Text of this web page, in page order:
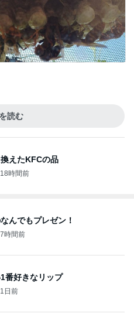
読む
えたKFCの品
18時間前
んでもプレゼン！
7時間前
番好きなリップ
1日前